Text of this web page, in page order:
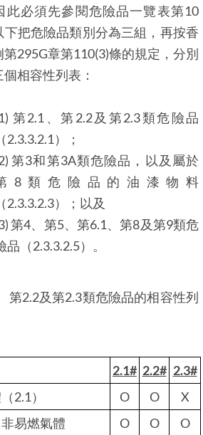
此必須先參閱危險品一覽表第10
下把危險品類別分為三組，再按香
第295G章第110(3)條的規定，分別
相容性列表：
第2.1、第2.2及第2.3類危險品
（2.3.3.2.1）；
第3和第3A類危險品，以及屬於
8類危險品的油漆物料
（2.3.3.2.3）；以及
第4、第5、第6.1、第8及第9類危
品（2.3.3.2.5）。
第2.2及第2.3類危險品的相容性列
2.1# 2.2# 2.3#
2.1）
O O
X
易燃氣體
O O O